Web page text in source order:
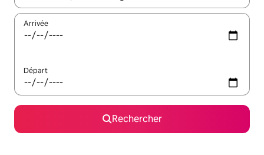
Arrivée
Départ
Rechercher